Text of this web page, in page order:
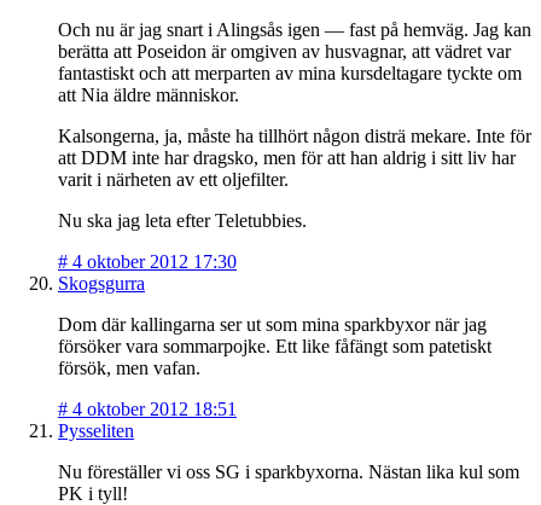
Och nu är jag snart i Alingsås igen — fast på hemväg. Jag kan
berätta att Poseidon är omgiven av husvagnar, att vädret var
fantastiskt och att merparten av mina kursdeltagare tyckte om
att Nia äldre människor.
Kalsongerna, ja, måste ha tillhört någon disträ mekare. Inte för
att DDM inte har dragsko, men för att han aldrig i sitt liv har
varit i närheten av ett oljefilter.
Nu ska jag leta efter Teletubbies.
# 4 oktober 2012 17:30
Skogsgurra
Dom där kallingarna ser ut som mina sparkbyxor när jag
försöker vara sommarpojke. Ett like fåfängt som patetiskt
försök, men vafan.
# 4 oktober 2012 18:51
Pysseliten
Nu föreställer vi oss SG i sparkbyxorna. Nästan lika kul som
PK i tyll!